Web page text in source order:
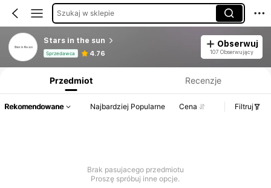
Szukaj w sklepie
Stars in the sun
Sprzedawca 4.76
Obserwuj
107 Obserwujący
Przedmiot Recenzje
Rekomendowane Najbardziej Popularne Cena Filtruj
Brak pasujacego przedmiotu
Proszę spróbuj inne opcje.